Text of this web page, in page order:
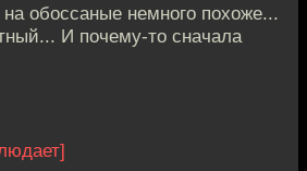
обоссаные немного похоже...
И почему-то сначала